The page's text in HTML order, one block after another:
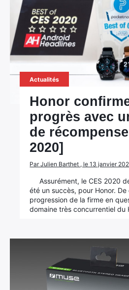
Actualités
Honor
progrès avec
de
2020]
Par Julien Barthet , le 13 janvier
Assurément, le CES 2020
été un succès, pour Honor.
progression de la firme en
domaine très concurrentiel du